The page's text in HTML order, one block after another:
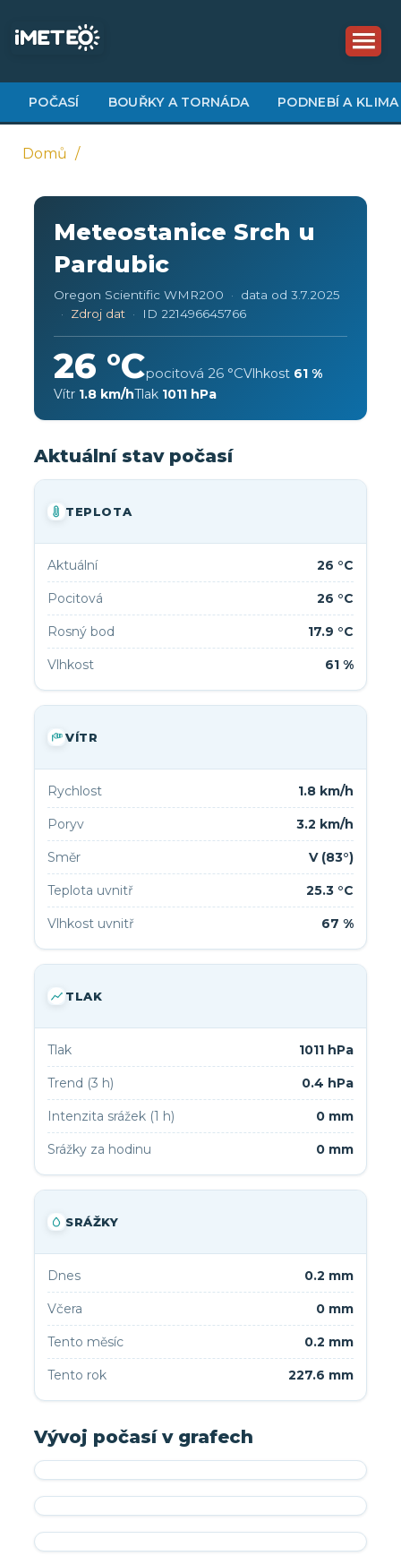
obsahu
POČASÍ BOUŘKY A TORNÁDA PODNEBÍ A KLIMA
Drobečková
navigace
Domů
Meteostanice Srch u
Pardubic
Oregon Scientific WMR200
data od 3.7.2025
Zdroj dat
ID 221496645766
26 °Cpocitová 26 °CVlhkost 61 %
Vítr 1.8 km/hTlak 1011 hPa
Aktuální stav počasí
TEPLOTA
Aktuální 26 °C
Pocitová 26 °C
Rosný bod 17.9 °C
Vlhkost 61 %
VÍTR
Rychlost 1.8 km/h
Poryv 3.2 km/h
Směr V (83°)
Teplota uvnitř 25.3 °C
Vlhkost uvnitř 67 %
TLAK
Tlak 1011 hPa
Trend (3 h) 0.4 hPa
Intenzita srážek (1 h) 0 mm
Srážky za hodinu 0 mm
SRÁŽKY
Dnes 0.2 mm
Včera 0 mm
Tento měsíc 0.2 mm
Tento rok 227.6 mm
Vývoj počasí v grafech